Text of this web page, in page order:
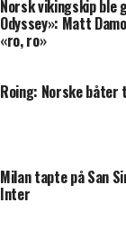
Norsk vikingskip ble
Odyssey»: Matt
«ro, ro»
Roing: Norske
Milan tapte på San
Inter